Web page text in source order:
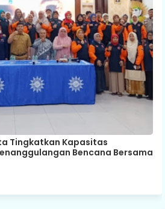
Tingkatkan Kapasitas
Bencana Bersama